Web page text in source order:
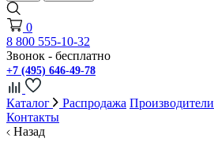
0
8 800 555-10-32
Звонок - бесплатно
+7 (495) 646-49-78
Каталог Распродажа Производители
Контакты
Назад